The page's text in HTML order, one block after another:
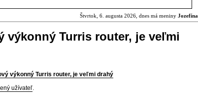
Štvrtok, 6. augusta 2026, dnes má meniny Jozefína
výkonný Turris router, je veľmi
výkonný Turris router, je veľmi drahý
užívateľ.